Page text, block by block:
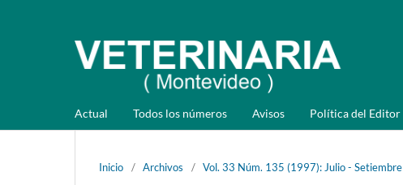
Actual Todos los números Avisos Política del Editor
Inicio / Archivos / Vol. 33 Núm. 135 (1997): Julio - Setiembre